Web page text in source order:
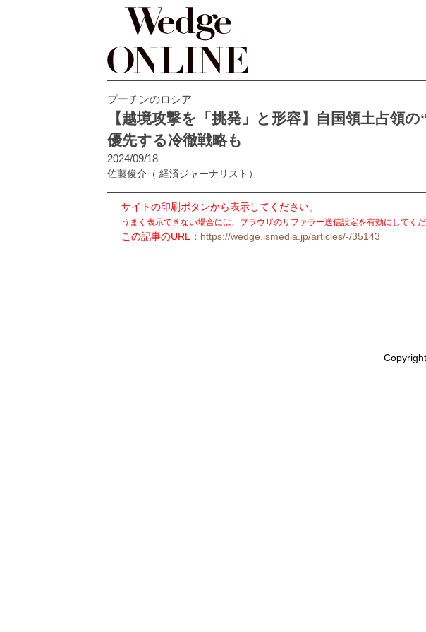
プーチンのロシア
【越境攻撃を「挑発」と形容】自国領土占領
優先する冷徹戦略も
2024/09/18
佐藤俊介 （ 経済ジャーナリスト）
サイトの印刷ボタンから表示してください。
うまく表示できない場合には、ブラウザのリファラー送信設定を有効にしてくだ
この記事のURL： https://wedge.ismedia.jp/articles/-/35143